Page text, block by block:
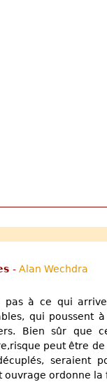
- Alan Wechdra
pas à ce qui
qui poussent
Bien sûr que
peut être
seraient
ouvrage ordonne la